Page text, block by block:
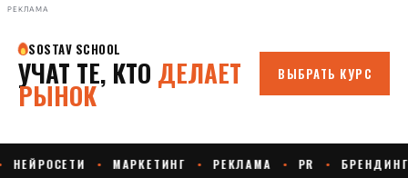
РЕКЛАМА